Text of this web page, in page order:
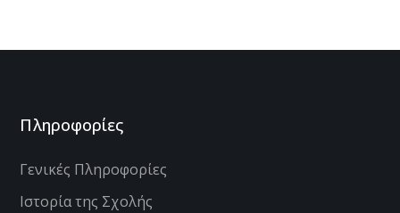
Πληροφορίες
Γενικές Πληροφορίες
Ιστορία της Σχολής